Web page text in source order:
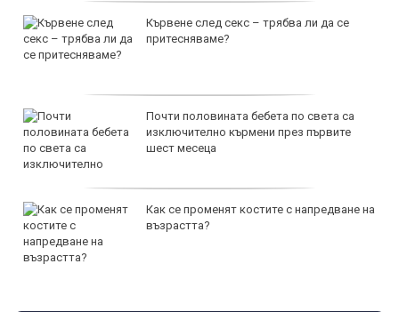
Кървене след секс – трябва ли да се
притесняваме?
Почти половината бебета по света са
изключително кърмени през първите
шест месеца
Как се променят костите с напредване на
възрастта?